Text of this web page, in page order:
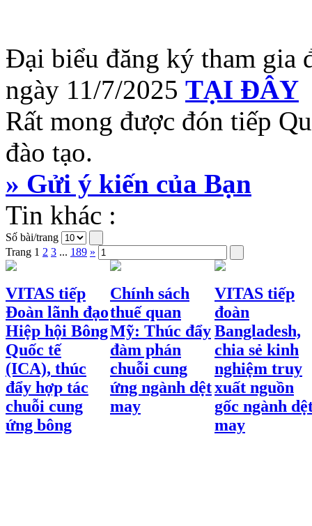
Đại biểu đăng ký tham gia
ngày 11/7/2025 TẠI ĐÂY
Rất mong được đón tiếp
đào tạo.
» Gửi ý kiến của Bạn
Tin khác :
Số bài/trang
Trang 1 2 3 ... 189 »
VITAS tiếp
Đoàn lãnh đạo
Hiệp hội Bông
Quốc tế
(ICA), thúc
đẩy hợp tác
chuỗi cung
ứng bông
Chính sách
thuế quan
Mỹ: Thúc đẩy
đàm phán
chuỗi cung
ứng ngành dệt
may
VITAS tiếp
đoàn
Bangladesh,
chia sẻ kinh
nghiệm truy
xuất nguồn
gốc ngành
may